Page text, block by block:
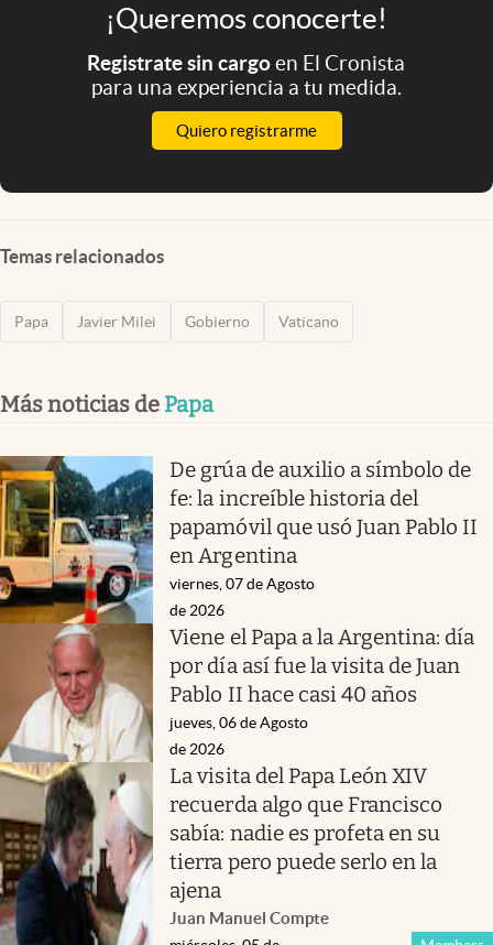
¡Queremos conocerte!
Registrate sin cargoen El Cronista
para una experiencia a tu medida.
Quiero registrarme
Temas relacionados
Papa Javier Milei Gobierno Vaticano
Más noticias de Papa
De grúa de auxilio a símbolo de
fe: la increíble historia del
papamóvil que usó Juan Pablo II
en Argentina
viernes, 07 de Agosto
de 2026
Viene el Papa a la Argentina: día
por día así fue la visita de Juan
Pablo II hace casi 40 años
jueves, 06 de Agosto
de 2026
La visita del Papa León XIV
recuerda algo que Francisco
sabía: nadie es profeta en su
tierra pero puede serlo en la
ajena
Juan Manuel Compte